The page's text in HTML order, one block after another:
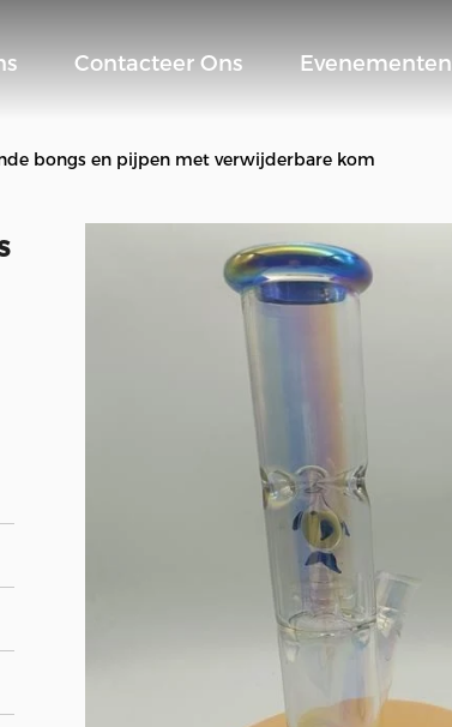
Contacteer Ons Evenementen
bongs en pijpen met verwijderbare kom